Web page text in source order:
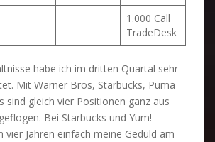
1.000 Call
TradeDesk
habe ich im dritten Quartal sehr
Mit Warner Bros, Starbucks, Puma
sind gleich vier Positionen ganz aus
Bei Starbucks und Yum!
vier Jahren einfach meine Geduld am